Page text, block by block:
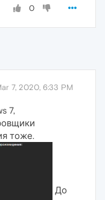
0
7, 2020, 6:33 PM
7,
тоже.
До